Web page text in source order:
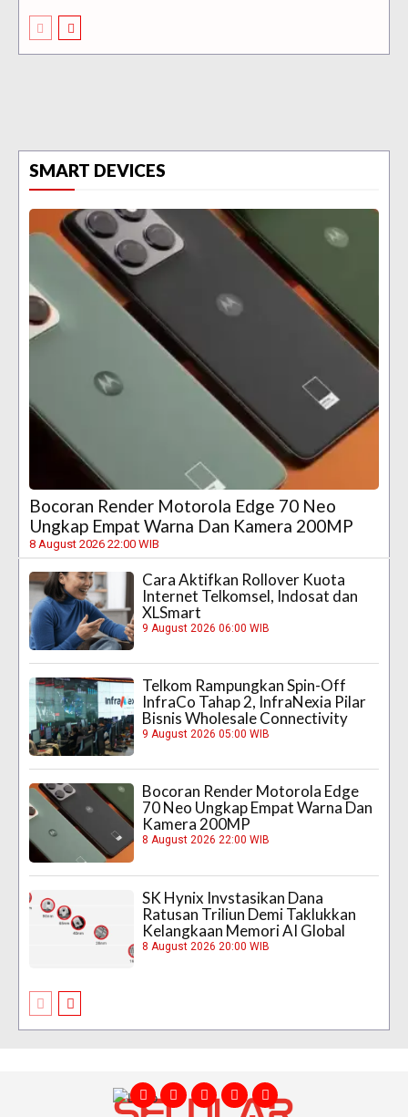
SMART DEVICES
Bocoran Render Motorola Edge 70 Neo
Ungkap Empat Warna Dan Kamera 200MP
8 August 2026 22:00 WIB
Cara Aktifkan Rollover Kuota
Internet Telkomsel, Indosat dan
XLSmart
9 August 2026 06:00 WIB
Telkom Rampungkan Spin-Off
InfraCo Tahap 2, InfraNexia Pilar
Bisnis Wholesale Connectivity
9 August 2026 05:00 WIB
Bocoran Render Motorola Edge
70 Neo Ungkap Empat Warna Dan
Kamera 200MP
8 August 2026 22:00 WIB
SK Hynix Invstasikan Dana
Ratusan Triliun Demi Taklukkan
Kelangkaan Memori AI Global
8 August 2026 20:00 WIB